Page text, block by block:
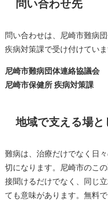
問い合わせ先
問い合わせは、尼崎市難病
疾病対策課で受け付けていま
尼崎市難病団体連絡協議会
尼崎市保健所 疾病対策課
地域で支える場と
難病は、治療だけでなく日
切になります。尼崎市のこ
接聞けるだけでなく、同じ
ても意味があります。無料